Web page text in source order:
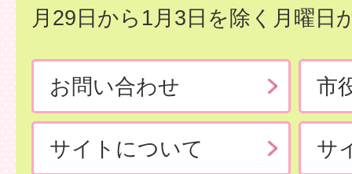
月29日から1月3日を除く月曜日
お問い合わせ 市
サイトについて サ